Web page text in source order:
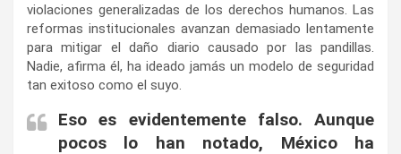
violaciones generalizadas de los derechos humanos. Las
reformas institucionales avanzan demasiado lentamente
para mitigar el daño diario causado por las pandillas.
Nadie, afirma él, ha ideado jamás un modelo de seguridad
tan exitoso como el suyo.
Eso es evidentemente falso. Aunque
pocos lo han notado, México ha